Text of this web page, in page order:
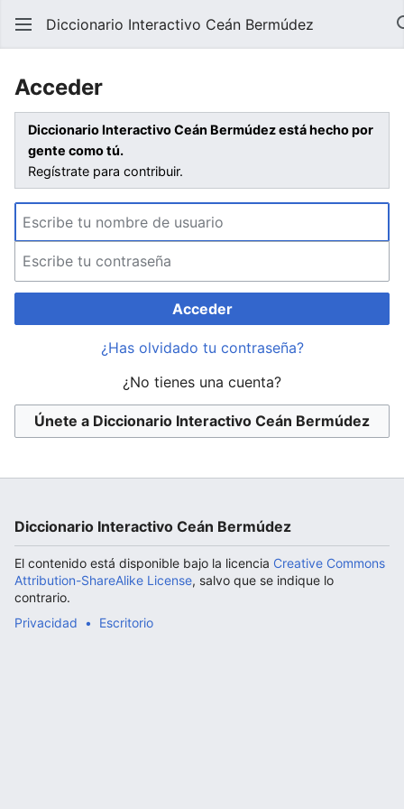
Abrir menú principal
Diccionario Interactivo Ceán Bermúdez
Acceder
Diccionario Interactivo Ceán Bermúdez está hecho por
gente como tú.
Regístrate para contribuir.
Acceder
¿Has olvidado tu contraseña?
¿No tienes una cuenta?
Únete a Diccionario Interactivo Ceán Bermúdez
Diccionario Interactivo Ceán Bermúdez
El contenido está disponible bajo la licencia Creative Commons
Attribution-ShareAlike License, salvo que se indique lo
contrario.
Privacidad
Escritorio